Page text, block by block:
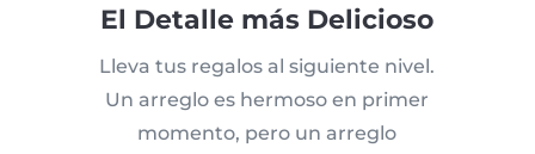
El Detalle más Delicioso
Lleva tus regalos al siguiente nivel.
Un arreglo es hermoso en primer
momento, pero un arreglo